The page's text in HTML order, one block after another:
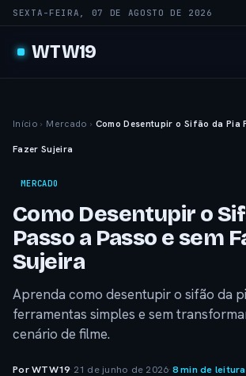
SEXTA-FEIRA, 07 DE AGOSTO DE 2026
WTW19
Início › Mercado › Como Desentupir o Sifão da Pia
Fazer Sujeira
MERCADO
Como Desentupir o
Passo a Passo e sem
Sujeira
Aprenda como desentupir o sifão da
ferramentas simples e sem
cenário de filme.
Por WTW19· 21 de junho de 2026·8 min de leitura